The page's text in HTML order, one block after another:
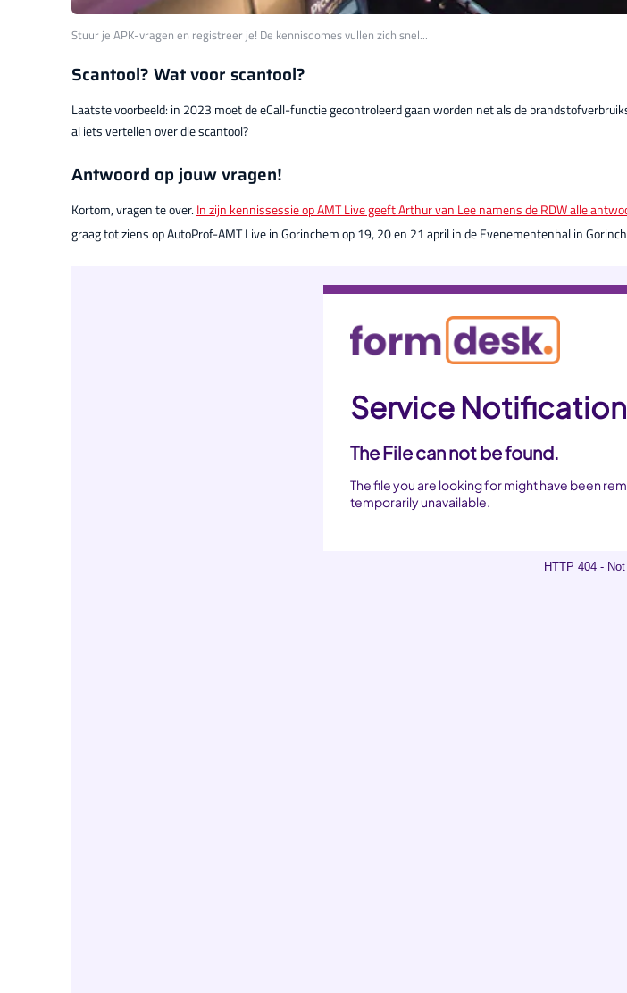
Stuur je APK-vragen en registreer je! De kennisdomes vullen zich snel...
Scantool? Wat voor scantool?
Laatste voorbeeld: in 2023 moet de eCall-functie gecontroleerd gaan worden net als de
al iets vertellen over die scantool?
Antwoord op jouw vragen!
Kortom, vragen te over.In zijn kennissessie op AMT Live geeft Arthur van Lee namens de RDW alle
graag tot ziens op AutoProf-AMT Live in Gorinchem op 19, 20 en 21 april in de Evenementenhal in